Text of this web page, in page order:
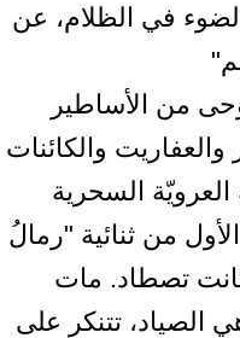
في الظلام، عن
من الأساطير
والكائنات
السحرية
من ثنائية "رمالُ
تصطاد. مات
الصياد، تتنكر على